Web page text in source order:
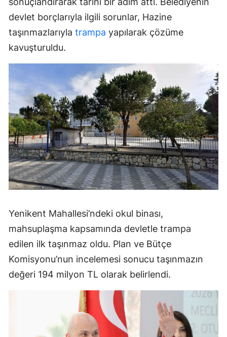
devlet borçlarıyla ilgili sorunlar, Hazine
taşınmazlarıyla trampa yapılarak çözüme
kavuşturuldu.
Yenikent Mahallesi’ndeki okul binası,
mahsuplaşma kapsamında devletle trampa
edilen ilk taşınmaz oldu. Plan ve Bütçe
Komisyonu’nun incelemesi sonucu taşınmazın
değeri 194 milyon TL olarak belirlendi.